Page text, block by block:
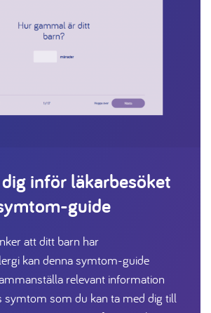
inför läkarbesöket
guide
att ditt barn har
kan denna symtom-guide
relevant information
symtom som du kan ta med dig till